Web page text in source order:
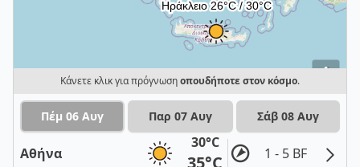
i
Κάνετε κλικ για πρόγνωσηοπουδήποτε στον κόσμο.
Πέμ 06 Αυγ Παρ 07 Αυγ Σάβ 08 Αυγ
Αθήνα
30°C
1 - 5 BF